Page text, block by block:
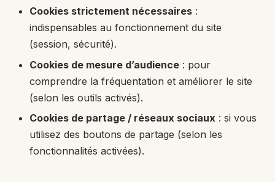
Cookies strictement nécessaires :
indispensables au fonctionnement du site
(session, sécurité).
Cookies de mesure d’audience : pour
comprendre la fréquentation et améliorer le site
(selon les outils activés).
Cookies de partage / réseaux sociaux : si vous
utilisez des boutons de partage (selon les
fonctionnalités activées).